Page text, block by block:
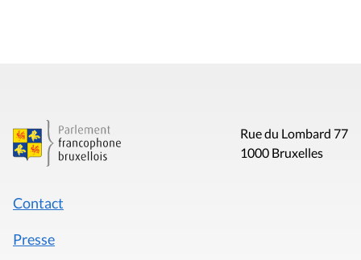
Rue du Lombard 77
1000 Bruxelles
Contact
Presse